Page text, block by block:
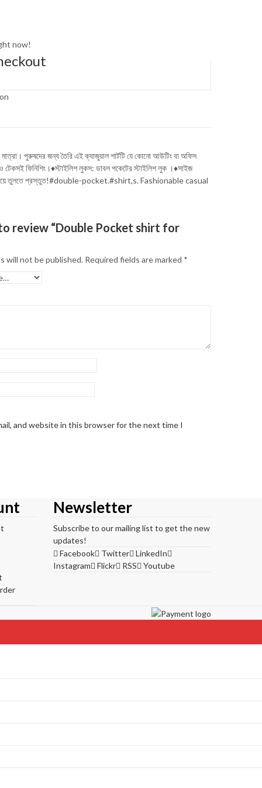
now!
পুরুষদের জন্য তৈরি এই ক্যাজুয়াল শার্টটি যে কোনো আউটিং বা অফিস
ও টেকসই ফিনিশিং।♦স্টাইলিশ লুকস: ডাবল পকেটের স্টাইলিশ লুক ।♦সাইজ
ফুটিয়ে তুলতে প্রস্তুত!#double-pocket.#shirt,s. Fashionable casual
review “Double Pocket shirt for
will not be published. Required fields are marked *
and website in this browser for the next time I
Newsletter
Subscribe to our mailing list to get the new
updates!
Facebook
Twitter
LinkedIn
Instagram
Flickr RSS Youtube